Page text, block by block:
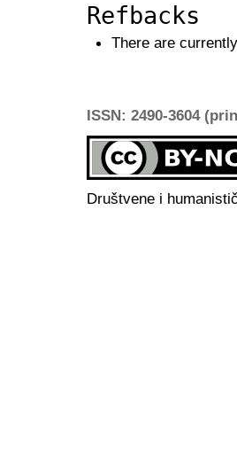
Refbacks
There are
ISSN: 2490-3604
Društvene i